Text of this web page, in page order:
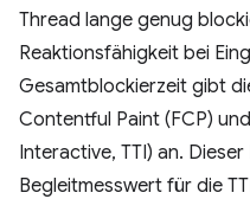
Thread lange genug
Reaktionsfähigkeit bei
Gesamtblockierzeit gibt
Contentful Paint (FCP)
Interactive, TTI) an.
Begleitmesswert für die